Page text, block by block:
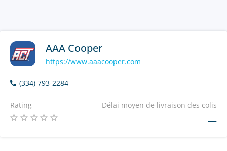
AAA Cooper
https://www.aaacooper.com
(334) 793-2284
Rating Délai moyen de livraison des colis
—